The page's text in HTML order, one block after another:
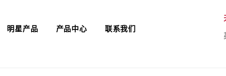
明星产品 产品中心 联系我们